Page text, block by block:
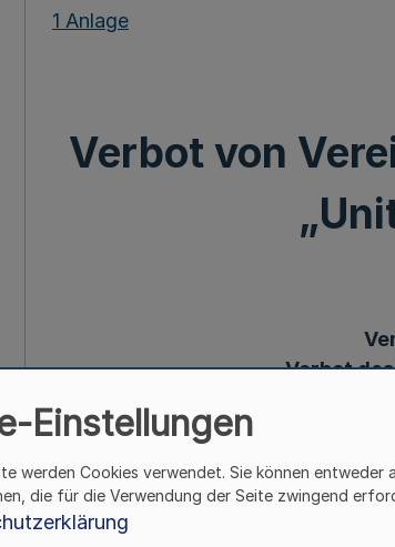
1 Anlage
Verbot von
Verbot
des
Einstellungen
werden Cookies verwendet. Sie können entweder
die für die Verwendung der Seite zwingend